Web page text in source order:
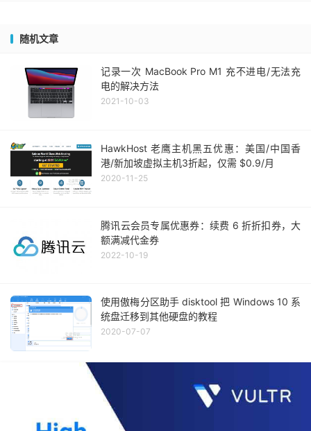
随机文章
记录一次 MacBook Pro M1 充不进电/无法充
电的解决方法
2021-10-03
HawkHost 老鹰主机黑五优惠：美国/中国香
港/新加坡虚拟主机3折起，仅需 $0.9/月
2020-11-25
腾讯云会员专属优惠券：续费 6 折折扣券，大
额满减代金券
2022-10-19
使用傲梅分区助手 disktool 把 Windows 10 系
统盘迁移到其他硬盘的教程
2020-07-07